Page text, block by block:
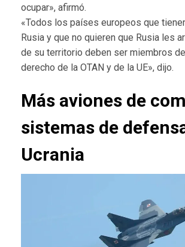
ocupar», afirmó.
«Todos los países europeos que
Rusia y que no quieren que Rusia les
de su territorio deben ser miembros
derecho de la OTAN y de la UE», dijo.
Más aviones de
sistemas de
Ucrania